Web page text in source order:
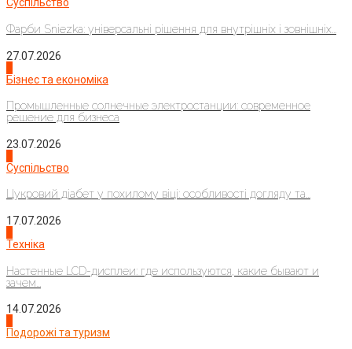
Суспільство
Фарби Sniezka: універсальні рішення для внутрішніх і зовнішніх...
27.07.2026
Бізнес та економіка
Промышленные солнечные электростанции: современное
решение для бизнеса
23.07.2026
Суспільство
Цукровий діабет у похилому віці: особливості догляду та...
17.07.2026
Техніка
Настенные LCD-дисплеи: где используются, какие бывают и
зачем...
14.07.2026
Подорожі та туризм